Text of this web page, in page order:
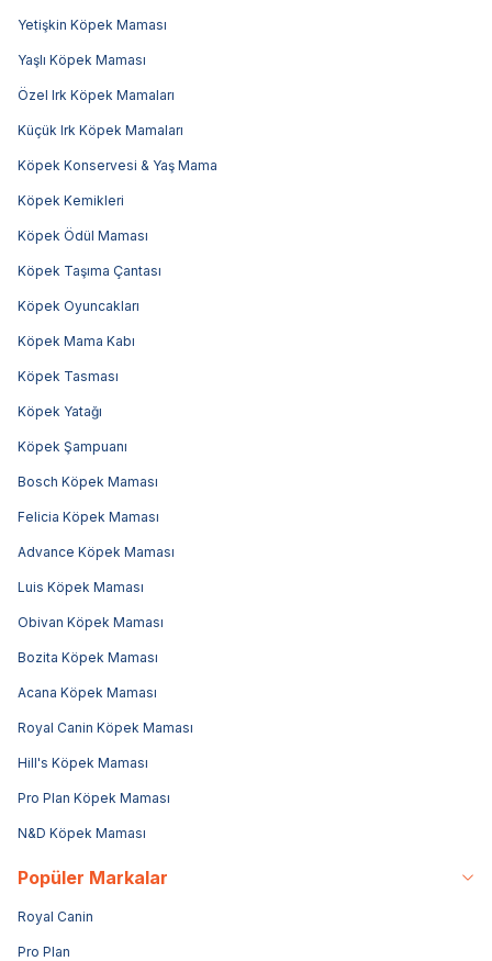
Yetişkin Köpek Maması
Yaşlı Köpek Maması
Özel Irk Köpek Mamaları
Küçük Irk Köpek Mamaları
Köpek Konservesi & Yaş Mama
Köpek Kemikleri
Köpek Ödül Maması
Köpek Taşıma Çantası
Köpek Oyuncakları
Köpek Mama Kabı
Köpek Tasması
Köpek Yatağı
Köpek Şampuanı
Bosch Köpek Maması
Felicia Köpek Maması
Advance Köpek Maması
Luis Köpek Maması
Obivan Köpek Maması
Bozita Köpek Maması
Acana Köpek Maması
Royal Canin Köpek Maması
Hill's Köpek Maması
Pro Plan Köpek Maması
N&D Köpek Maması
Popüler Markalar
Royal Canin
Pro Plan